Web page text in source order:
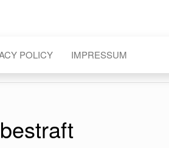
POLICY IMPRESSUM